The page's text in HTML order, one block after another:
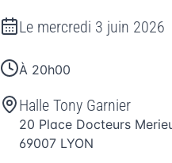
Le mercredi 3 juin 2026
À 20h00
Halle Tony Garnier
20 Place Docteurs
69007 LYON